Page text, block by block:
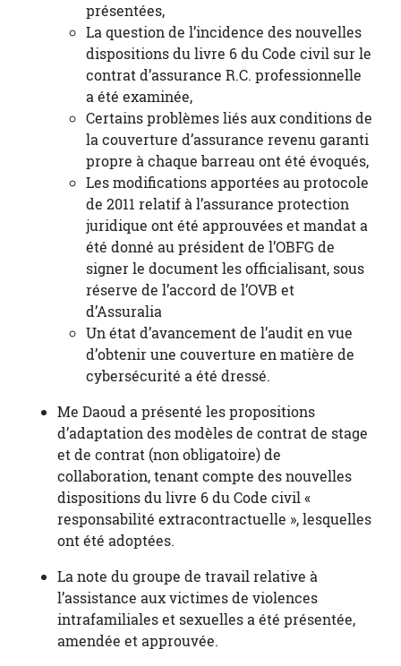
présentées,
La question de l’incidence des nouvelles
dispositions du livre 6 du Code civil sur le
contrat d’assurance R.C. professionnelle
a été examinée,
Certains problèmes liés aux conditions de
la couverture d’assurance revenu garanti
propre à chaque barreau ont été évoqués,
Les modifications apportées au protocole
de 2011 relatif à l’assurance protection
juridique ont été approuvées et mandat a
été donné au président de l’OBFG de
signer le document les officialisant, sous
réserve de l’accord de l’OVB et
d’Assuralia
Un état d’avancement de l’audit en vue
d’obtenir une couverture en matière de
cybersécurité a été dressé.
Me Daoud a présenté les propositions
d’adaptation des modèles de contrat de stage
et de contrat (non obligatoire) de
collaboration, tenant compte des nouvelles
dispositions du livre 6 du Code civil «
responsabilité extracontractuelle », lesquelles
ont été adoptées.
La note du groupe de travail relative à
l’assistance aux victimes de violences
intrafamiliales et sexuelles a été présentée,
amendée et approuvée.